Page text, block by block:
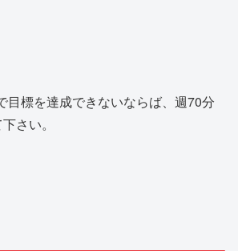
目標を達成できないならば、週70分
さい。